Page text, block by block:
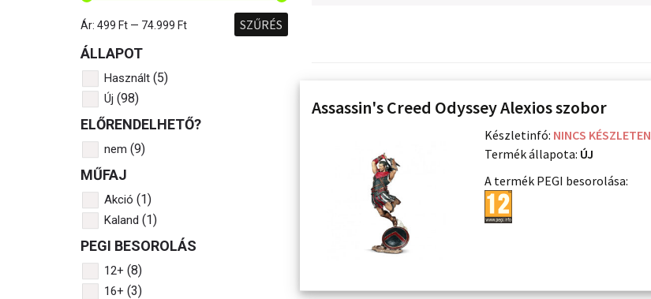
SZŰRÉS
Ár: 499 Ft — 74.999 Ft
ÁLLAPOT
Használt (5)
Új (98)
ELŐRENDELHETŐ?
nem (9)
MŰFAJ
Akció (1)
Kaland (1)
PEGI BESOROLÁS
12+ (8)
16+ (3)
Assassin's Creed Odyssey Alexios szobor
Készletinfó: NINCS KÉSZLETEN
Termék állapota: ÚJ
A termék PEGI besorolása: